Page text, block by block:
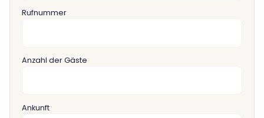
Rufnummer
Anzahl der Gäste
Ankunft